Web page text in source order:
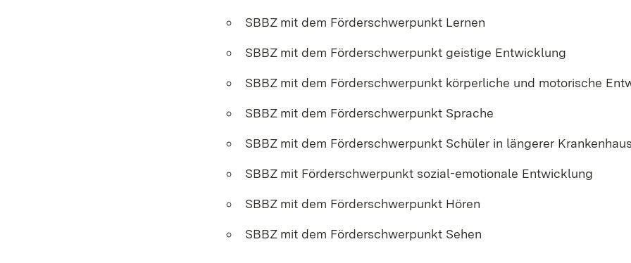
SBBZ mit dem Förderschwerpunkt Lernen
SBBZ mit dem Förderschwerpunkt geistige Entwicklung
SBBZ mit dem Förderschwerpunkt körperliche und motorische
SBBZ mit dem Förderschwerpunkt Sprache
SBBZ mit dem Förderschwerpunkt Schüler in längerer
SBBZ mit Förderschwerpunkt sozial-emotionale Entwicklung
SBBZ mit dem Förderschwerpunkt Hören
SBBZ mit dem Förderschwerpunkt Sehen